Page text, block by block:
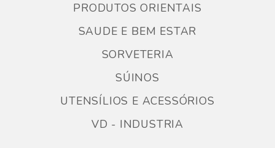
PRODUTOS ORIENTAIS
SAUDE E BEM ESTAR
SORVETERIA
SÚINOS
UTENSÍLIOS E ACESSÓRIOS
VD - INDUSTRIA